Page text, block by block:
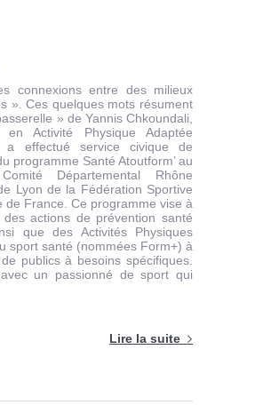
connexions entre des milieux
». Ces quelques mots résument
» de Yannis Chkoundali,
en Activité Physique Adaptée
a effectué service civique de
programme Santé Atoutform’ au
Départemental Rhône
Lyon de la Fédération Sportive
de France. Ce programme vise à
des actions de prévention santé
que des Activités Physiques
sport santé (nommées Form+) à
publics à besoins spécifiques.
un passionné de sport qui
Lire la suite